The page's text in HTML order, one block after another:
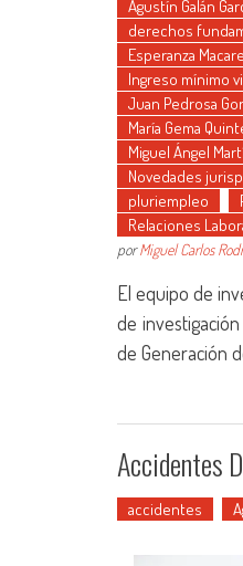
Agustín Galán
derechos
Esperanza
Ingreso mínimo
Juan Pedrosa
María Gema
Miguel Ángel
Novedades
pluriempleo
Relaciones
porMiguel Carlos
El equipo de
de
de Generación
Accidentes
accidentes